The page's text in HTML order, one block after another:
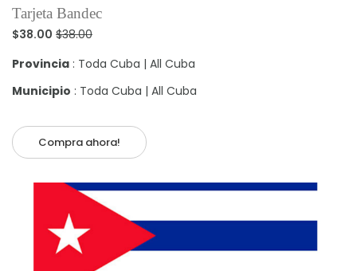
Tarjeta Bandec
$38.00 $38.00
Provincia : Toda Cuba | All Cuba
Municipio : Toda Cuba | All Cuba
Compra ahora!